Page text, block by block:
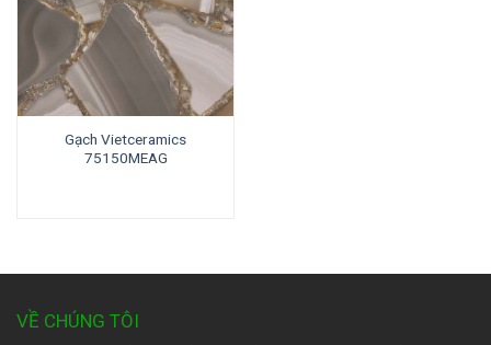
Gạch Vietceramics
75150MEAG
VỀ CHÚNG TÔI